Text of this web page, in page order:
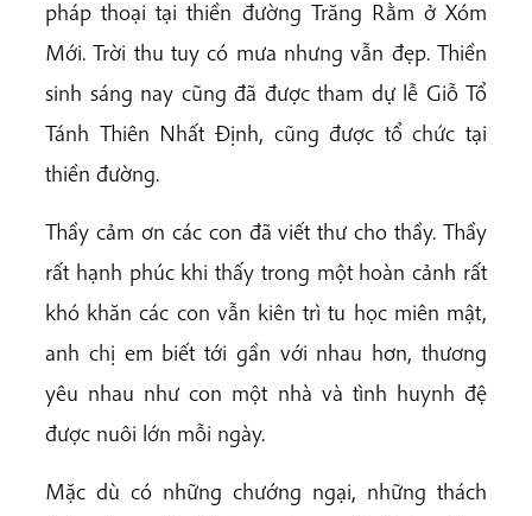
pháp thoại tại thiền đường Trăng Rằm ở Xóm
Mới. Trời thu tuy có mưa nhưng vẫn đẹp. Thiền
sinh sáng nay cũng đã được tham dự lễ Giỗ Tổ
Tánh Thiên Nhất Định, cũng được tổ chức tại
thiền đường.
Thầy cảm ơn các con đã viết thư cho thầy. Thầy
rất hạnh phúc khi thấy trong một hoàn cảnh rất
khó khăn các con vẫn kiên trì tu học miên mật,
anh chị em biết tới gần với nhau hơn, thương
yêu nhau như con một nhà và tình huynh đệ
được nuôi lớn mỗi ngày.
Mặc dù có những chướng ngại, những thách